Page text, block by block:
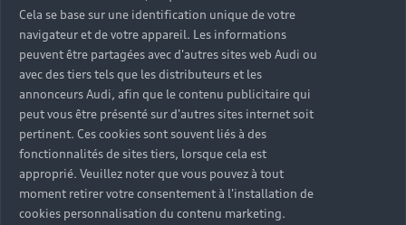
Retour en haut
Accès rapides
Tous les modèles
Modèles
Achat et location
Cela se base sur une identification unique de votre
navigateur et de votre appareil. Les informations
peuvent être partagées avec d'autres sites web Audi ou
avec des tiers tels que les distributeurs et les
annonceurs Audi, afin que le contenu publicitaire qui
peut vous être présenté sur d'autres sites internet soit
pertinent. Ces cookies sont souvent liés à des
fonctionnalités de sites tiers, lorsque cela est
approprié. Veuillez noter que vous pouvez à tout
moment retirer votre consentement à l'installation de
cookies personnalisation du contenu marketing.